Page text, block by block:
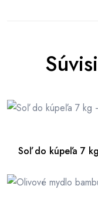
Soľ do kúpeľa 7